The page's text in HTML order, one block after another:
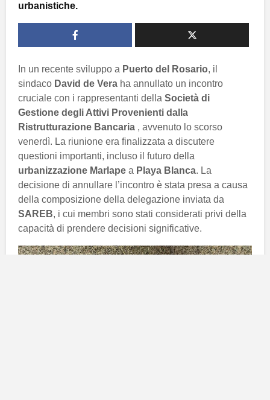
urbanistiche.
In un recente sviluppo a Puerto del Rosario, il
sindaco David de Vera ha annullato un incontro
cruciale con i rappresentanti della Società di
Gestione degli Attivi Provenienti dalla
Ristrutturazione Bancaria , avvenuto lo scorso
venerdì. La riunione era finalizzata a discutere
questioni importanti, incluso il futuro della
urbanizzazione Marlape a Playa Blanca. La
decisione di annullare l’incontro è stata presa a causa
della composizione della delegazione inviata da
SAREB, i cui membri sono stati considerati privi della
capacità di prendere decisioni significative.